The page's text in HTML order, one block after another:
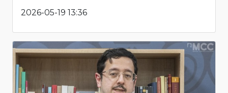
2026-05-19 13:36